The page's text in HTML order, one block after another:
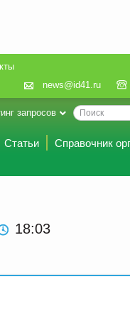
news@id41.ru
запросов
Статьи
Справочник
18:03